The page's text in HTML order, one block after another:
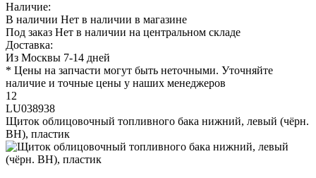
Наличие:
В наличии Нет в наличии в магазине
Под заказ Нет в наличии на центральном складе
Доставка:
Из Москвы 7-14 дней
* Цены на запчасти могут быть неточными. Уточняйте
наличие и точные цены у наших менеджеров
12
LU038938
Щиток облицовочный топливного бака нижний, левый (чёрн.
BH), пластик